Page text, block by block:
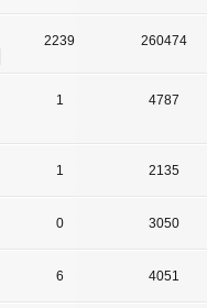
2239 260474
1 4787
1 2135
0 3050
6 4051